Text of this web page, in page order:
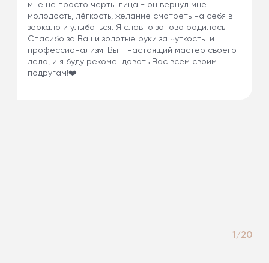
мне не просто черты лица - он вернул мне
молодость, лёгкость, желание смотреть на себя в
зеркало и улыбаться. Я словно заново родилась.
Спасибо за Ваши золотые руки за чуткость и
профессионализм. Вы - настоящий мастер своего
дела, и я буду рекомендовать Вас всем своим
подругам!❤️
1/20